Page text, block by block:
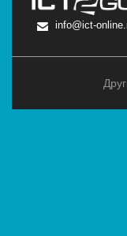
info@ict-